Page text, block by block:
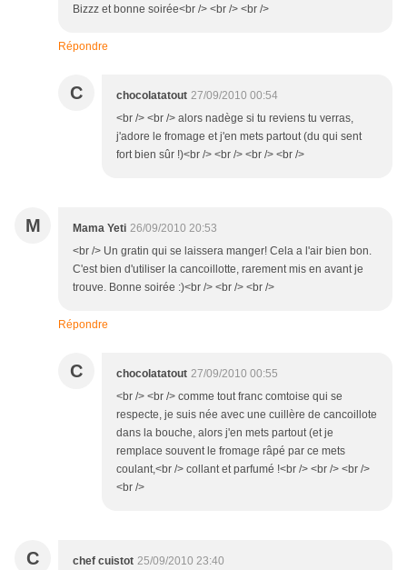
Bizzz et bonne soirée<br /> <br /> <br />
Répondre
C chocolatatout 27/09/2010 00:54
<br /> <br /> alors nadège si tu reviens tu verras,
j'adore le fromage et j'en mets partout (du qui sent
fort bien sûr !)<br /> <br /> <br /> <br />
M Mama Yeti 26/09/2010 20:53
<br /> Un gratin qui se laissera manger! Cela a l'air bien bon.
C'est bien d'utiliser la cancoillotte, rarement mis en avant je
trouve. Bonne soirée :)<br /> <br /> <br />
Répondre
C chocolatatout 27/09/2010 00:55
<br /> <br /> comme tout franc comtoise qui se
respecte, je suis née avec une cuillère de cancoillote
dans la bouche, alors j'en mets partout (et je
remplace souvent le fromage râpé par ce mets
coulant,<br /> collant et parfumé !<br /> <br /> <br />
<br />
C chef cuistot 25/09/2010 23:40